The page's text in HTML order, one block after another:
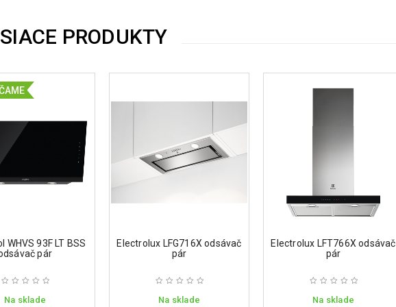
PRODUKTY
WHVS 93F LT BSS
pár
Na sklade
Electrolux LFG716X odsávač
pár
Na sklade
Electrolux LFT766X odsávač
pár
Na sklade